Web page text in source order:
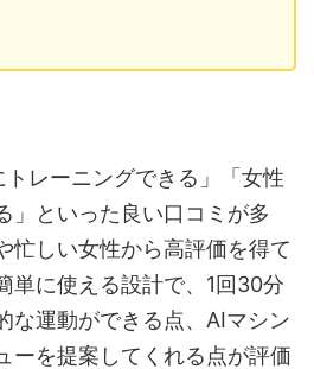
トレーニングできる」「女性
」といった良い口コミが多
忙しい女性から高評価を得て
単に使える設計で、1回30分
な運動ができる点、AIマシン
ーを提案してくれる点が評価